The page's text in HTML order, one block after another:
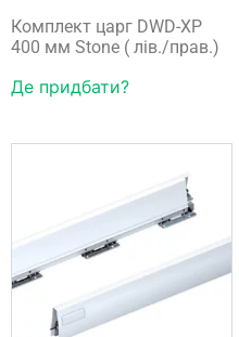
Комплект царг DWD-XP
400 мм Stone ( лів./прав.)
Де придбати?